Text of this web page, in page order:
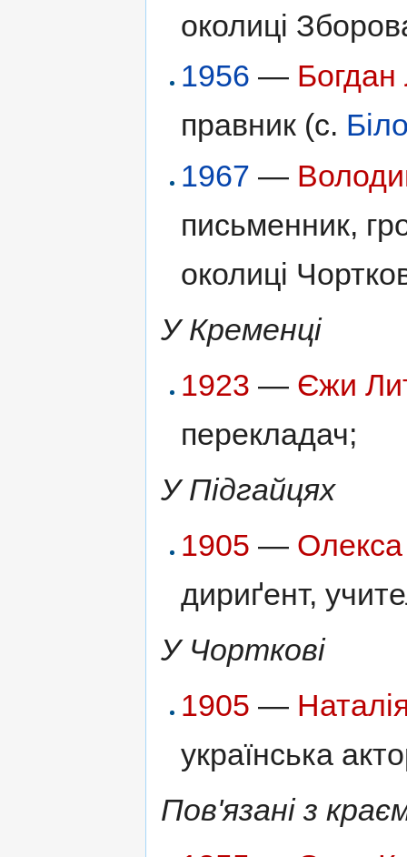
околиці
1956 — Богдан
правник (с.
1967 —
письменник,
околиці
У Кременці
1923 — Єжи
перекладач;
У Підгайцях
1905 —
дириґент,
У Чорткові
1905 —
українська
Пов'язані з